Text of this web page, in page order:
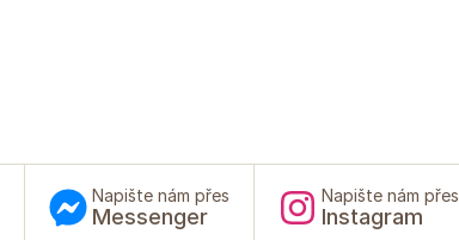
Napište nám přes
Messenger
Napište nám přes
Instagram